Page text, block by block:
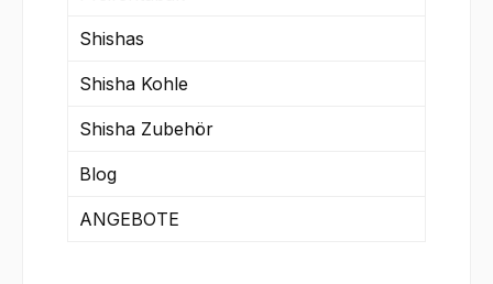
Shishas
Shisha Kohle
Shisha Zubehör
Blog
ANGEBOTE